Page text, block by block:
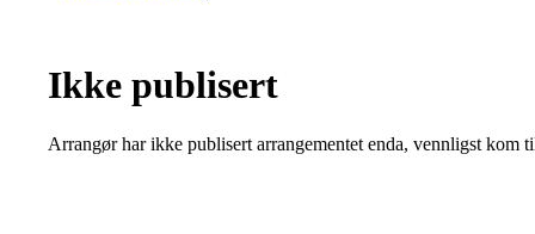
Ikke publisert
Arrangør har ikke publisert arrangementet enda, vennligst kom